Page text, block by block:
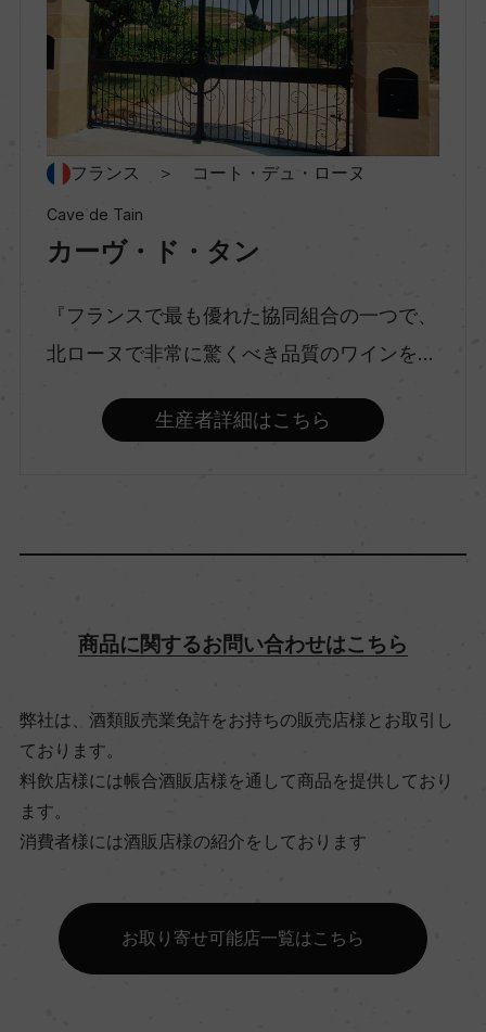
種類
スティルワイン
フルボディ
品種（原材料）
シラー 100%
ビオ情報・認証機関
サステナブル農法
有機JAS認証
コンクール入賞歴
フランス ＞ コート・デュ・ローヌ
Cave de Tain
カーヴ・ド・タン
『フランスで最も優れた協同組合の一つで、
北ローヌで非常に驚くべき品質のワインを...
生産者詳細はこちら
商品に関するお問い合わせはこちら
弊社は、酒類販売業免許をお持ちの販売店様とお取引し
ております。
料飲店様には帳合酒販店様を通して商品を提供しており
ます。
消費者様には酒販店様の紹介をしております
お取り寄せ可能店一覧はこちら